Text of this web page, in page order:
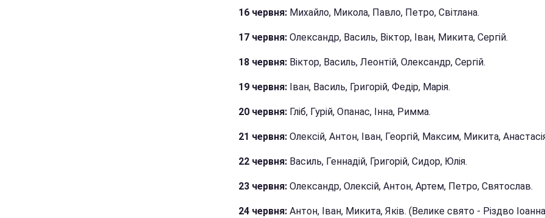
16 червня: Михайло, Микола, Павло, Петро, Світлана.
17 червня: Олександр, Василь, Віктор, Іван, Микита, Сергій.
18 червня: Віктор, Василь, Леонтій, Олександр, Сергій.
19 червня: Іван, Василь, Григорій, Федір, Марія.
20 червня: Гліб, Гурій, Опанас, Інна, Римма.
21 червня: Олексій, Антон, Іван, Георгій, Максим, Микита,
22 червня: Василь, Геннадій, Григорій, Сидор, Юлія.
23 червня: Олександр, Олексій, Антон, Артем, Петро, Святослав.
24 червня: Антон, Іван, Микита, Яків. (Велике свято - Різдво Іоанна